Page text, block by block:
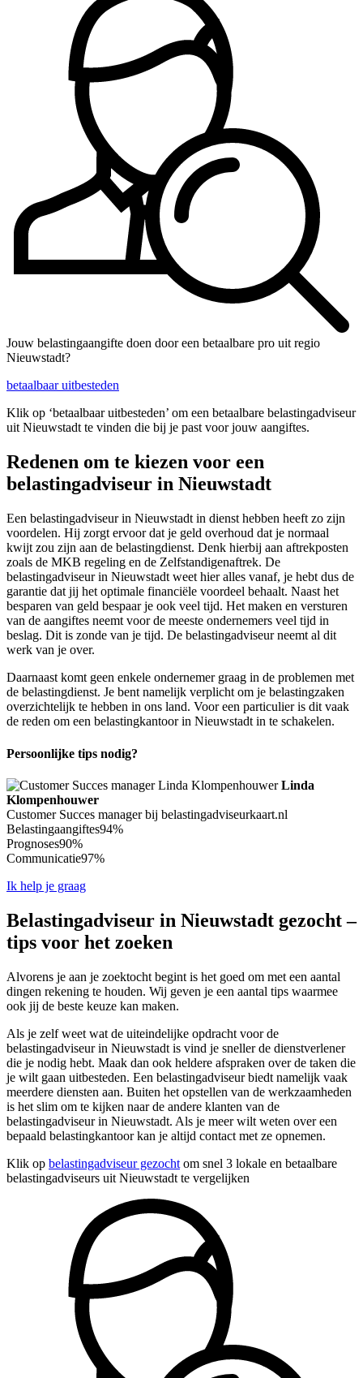
Jouw belastingaangifte doen door een betaalbare pro uit regio
Nieuwstadt?
betaalbaar uitbesteden
Klik op ‘betaalbaar uitbesteden’ om een betaalbare belastingadviseur
uit Nieuwstadt te vinden die bij je past voor jouw aangiftes.
Redenen om te kiezen voor een
belastingadviseur in Nieuwstadt
Een belastingadviseur in Nieuwstadt in dienst hebben heeft zo zijn
voordelen. Hij zorgt ervoor dat je geld overhoud dat je normaal
kwijt zou zijn aan de belastingdienst. Denk hierbij aan aftrekposten
zoals de MKB regeling en de Zelfstandigenaftrek. De
belastingadviseur in Nieuwstadt weet hier alles vanaf, je hebt dus de
garantie dat jij het optimale financiële voordeel behaalt. Naast het
besparen van geld bespaar je ook veel tijd. Het maken en versturen
van de aangiftes neemt voor de meeste ondernemers veel tijd in
beslag. Dit is zonde van je tijd. De belastingadviseur neemt al dit
werk van je over.
Daarnaast komt geen enkele ondernemer graag in de problemen met
de belastingdienst. Je bent namelijk verplicht om je belastingzaken
overzichtelijk te hebben in ons land. Voor een particulier is dit vaak
de reden om een belastingkantoor in Nieuwstadt in te schakelen.
Persoonlijke tips nodig?
Linda
Klompenhouwer
Customer Succes manager bij belastingadviseurkaart.nl
Belastingaangiftes94%
Prognoses90%
Communicatie97%
Ik help je graag
Belastingadviseur in Nieuwstadt gezocht –
tips voor het zoeken
Alvorens je aan je zoektocht begint is het goed om met een aantal
dingen rekening te houden. Wij geven je een aantal tips waarmee
ook jij de beste keuze kan maken.
Als je zelf weet wat de uiteindelijke opdracht voor de
belastingadviseur in Nieuwstadt is vind je sneller de dienstverlener
die je nodig hebt. Maak dan ook heldere afspraken over de taken die
je wilt gaan uitbesteden. Een belastingadviseur biedt namelijk vaak
meerdere diensten aan. Buiten het opstellen van de werkzaamheden
is het slim om te kijken naar de andere klanten van de
belastingadviseur in Nieuwstadt. Als je meer wilt weten over een
bepaald belastingkantoor kan je altijd contact met ze opnemen.
Klik op belastingadviseur gezocht om snel 3 lokale en betaalbare
belastingadviseurs uit Nieuwstadt te vergelijken